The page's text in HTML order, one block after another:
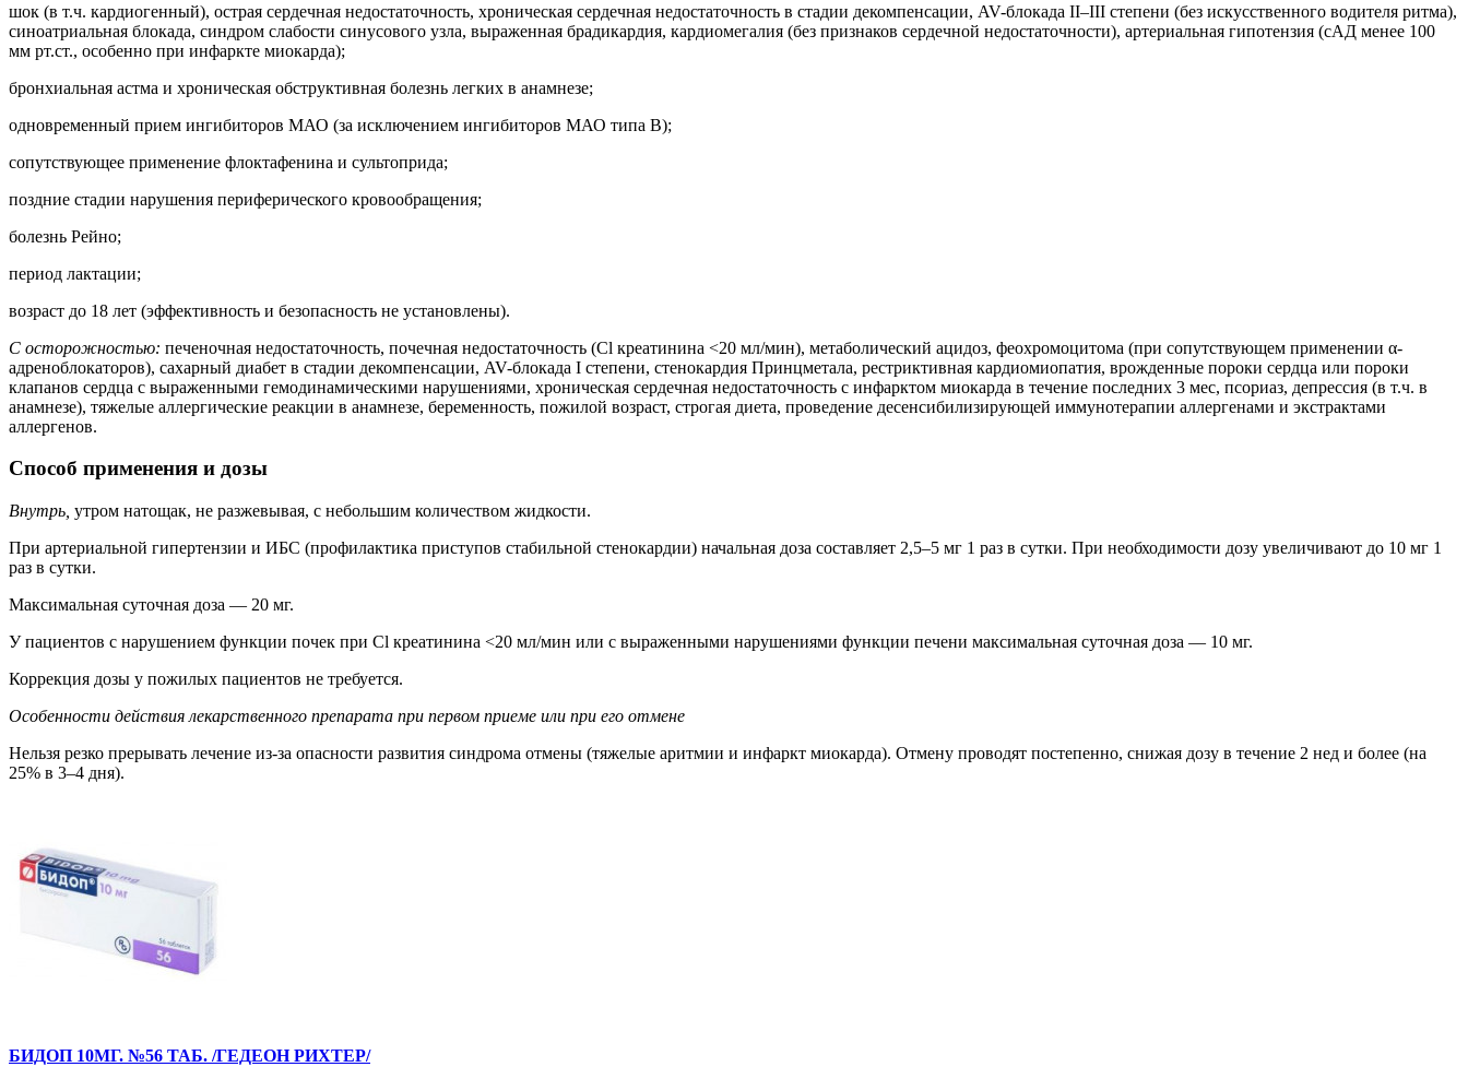
шок (в т.ч. кардиогенный), острая сердечная недостаточность, хроническая сердечная недостаточность в стадии декомпенсации, AV-блокада II–III степени (без искусственного водителя ритма),
синоатриальная блокада, синдром слабости синусового узла, выраженная брадикардия, кардиомегалия (без признаков сердечной недостаточности), артериальная гипотензия (сАД менее 100
мм рт.ст., особенно при инфаркте миокарда);
бронхиальная астма и хроническая обструктивная болезнь легких в анамнезе;
одновременный прием ингибиторов МАО (за исключением ингибиторов МАО типа В);
сопутствующее применение флоктафенина и сультоприда;
поздние стадии нарушения периферического кровообращения;
болезнь Рейно;
период лактации;
возраст до 18 лет (эффективность и безопасность не установлены).
С осторожностью: печеночная недостаточность, почечная недостаточность (Cl креатинина <20 мл/мин), метаболический ацидоз, феохромоцитома (при сопутствующем применении α-
адреноблокаторов), сахарный диабет в стадии декомпенсации, AV-блокада I степени, стенокардия Принцметала, рестриктивная кардиомиопатия, врожденные пороки сердца или пороки
клапанов сердца с выраженными гемодинамическими нарушениями, хроническая сердечная недостаточность с инфарктом миокарда в течение последних 3 мес, псориаз, депрессия (в т.ч. в
анамнезе), тяжелые аллергические реакции в анамнезе, беременность, пожилой возраст, строгая диета, проведение десенсибилизирующей иммунотерапии аллергенами и экстрактами
аллергенов.
Способ применения и дозы
Внутрь, утром натощак, не разжевывая, с небольшим количеством жидкости.
При артериальной гипертензии и ИБС (профилактика приступов стабильной стенокардии) начальная доза составляет 2,5–5 мг 1 раз в сутки. При необходимости дозу увеличивают до 10 мг 1
раз в сутки.
Максимальная суточная доза — 20 мг.
У пациентов с нарушением функции почек при Cl креатинина <20 мл/мин или с выраженными нарушениями функции печени максимальная суточная доза — 10 мг.
Коррекция дозы у пожилых пациентов не требуется.
Особенности действия лекарственного препарата при первом приеме или при его отмене
Нельзя резко прерывать лечение из-за опасности развития синдрома отмены (тяжелые аритмии и инфаркт миокарда). Отмену проводят постепенно, снижая дозу в течение 2 нед и более (на
25% в 3–4 дня).
БИДОП 10МГ. №56 ТАБ. /ГЕДЕОН РИХТЕР/